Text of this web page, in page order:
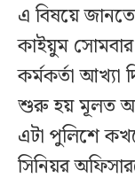
এ বিষয়ে
কাইয়ুম
কর্মকর্তা আখ্যা
শুরু হয় মূলত
এটা পুলিশে
সিনিয়র